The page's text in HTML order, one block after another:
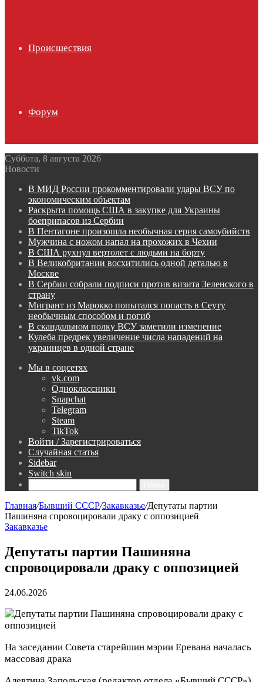
Происшествия
Форум
Суббота, 8 августа 2026
Новости
В МИД России прокомментировали удары ВСУ по
экономическим объектам
Раскрыта помощь США в закупке для Украины
боеприпасов из Сербии
В Пентагоне произошла необычная серия самоубийств
Мужчина с ножом напал на прохожих в Чехии
В США рухнул вертолет с людьми на борту
В Великобритании восхитились одной деталью в
Москве
В Сербии собрали подписи против визита Зеленского в
страну
Мигрант из Марокко попытался попасть в Сеуту
необычным способом и погиб
В скандальном полку ВСУ заметили изменение
Кулеба предрек увеличение числа нападений на
украинцев в одной стране
Мы в соцсетях
vk.com
Одноклассники
Snapchat
Telegram
Steam
TikTok
Войти / Зарегистрироваться
Случайная статья
Sidebar
Switch skin
Главная/Бывший СССР/Закавказье/Депутаты партии
Пашиняна спровоцировали драку с оппозицией
Закавказье
Депутаты партии Пашиняна
спровоцировали драку с оппозицией
24.06.2026
На заседании Совета старейшин мэрии Еревана началась
массовая драка